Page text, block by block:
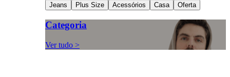
Jeans
Plus Size Acessórios Casa Oferta
Categoria
Ver tudo >